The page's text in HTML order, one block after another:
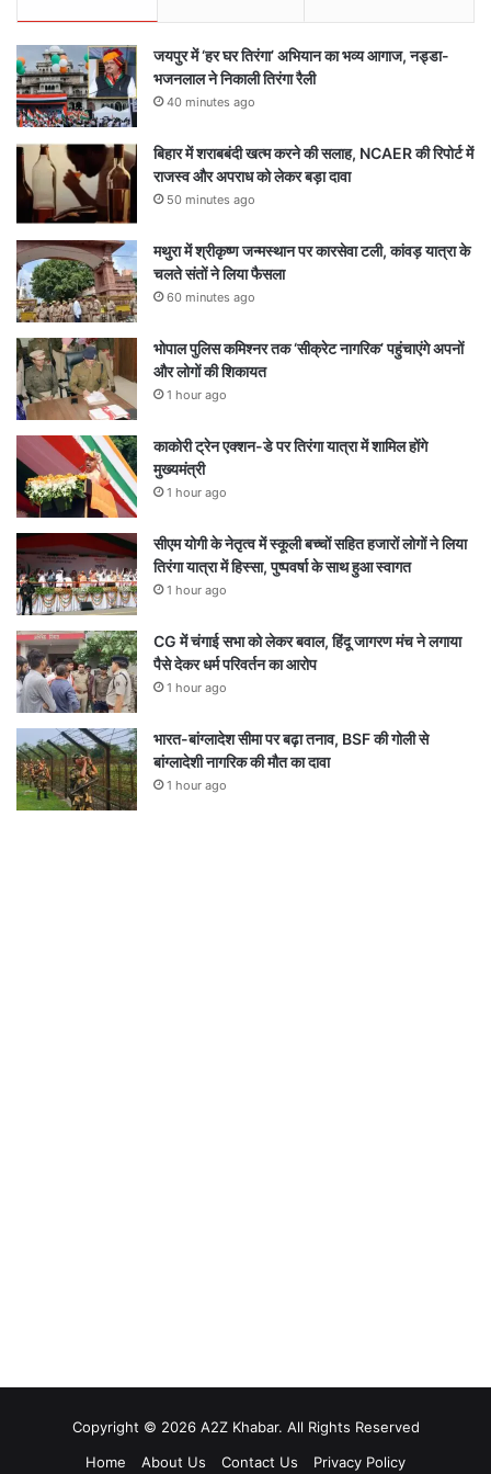
जयपुर में ‘हर घर तिरंगा’ अभियान का भव्य आगाज, नड्डा-
भजनलाल ने निकाली तिरंगा रैली
40 minutes ago
बिहार में शराबबंदी खत्म करने की सलाह, NCAER की रिपोर्ट में
राजस्व और अपराध को लेकर बड़ा दावा
50 minutes ago
मथुरा में श्रीकृष्ण जन्मस्थान पर कारसेवा टली, कांवड़ यात्रा के
चलते संतों ने लिया फैसला
60 minutes ago
भोपाल पुलिस कमिश्नर तक ‘सीक्रेट नागरिक’ पहुंचाएंगे अपनों
और लोगों की शिकायत
1 hour ago
काकोरी ट्रेन एक्शन-डे पर तिरंगा यात्रा में शामिल होंगे
मुख्यमंत्री
1 hour ago
सीएम योगी के नेतृत्व में स्कूली बच्चों सहित हजारों लोगों ने लिया
तिरंगा यात्रा में हिस्सा, पुष्पवर्षा के साथ हुआ स्वागत
1 hour ago
CG में चंगाई सभा को लेकर बवाल, हिंदू जागरण मंच ने लगाया
पैसे देकर धर्म परिवर्तन का आरोप
1 hour ago
भारत-बांग्लादेश सीमा पर बढ़ा तनाव, BSF की गोली से
बांग्लादेशी नागरिक की मौत का दावा
1 hour ago
Copyright © 2026 A2Z Khabar. All Rights Reserved
Home
About Us Contact Us Privacy Policy